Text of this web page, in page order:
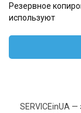
Резервное
используют
SERVICEinUA